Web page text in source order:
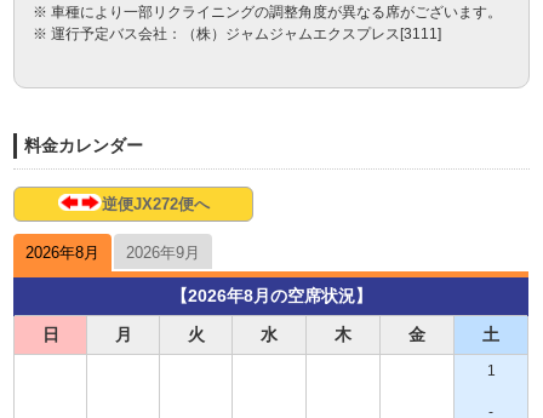
※ 車種により一部リクライニングの調整角度が異なる席がございます。
※ 運行予定バス会社：（株）ジャムジャムエクスプレス[3111]
料金カレンダー
逆便JX272便へ
2026年8月 2026年9月
【2026年8月の空席状況】
日
月 火 水 木 金 土
1
-